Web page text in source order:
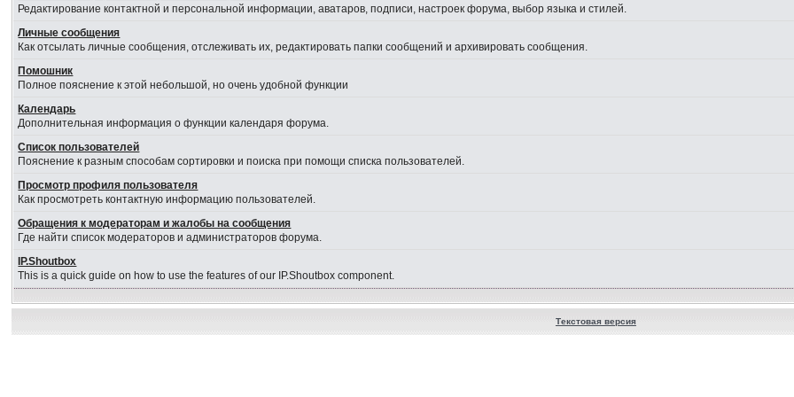
Редактирование контактной и персональной информации, аватаров, подписи, настроек форума, выбор языка и стилей.
Личные сообщения
Как отсылать личные сообщения, отслеживать их, редактировать папки сообщений и архивировать сообщения.
Помошник
Полное пояснение к этой небольшой, но очень удобной функции
Календарь
Дополнительная информация о функции календаря форума.
Список пользователей
Пояснение к разным способам сортировки и поиска при помощи списка пользователей.
Просмотр профиля пользователя
Как просмотреть контактную информацию пользователей.
Обращения к модераторам и жалобы на сообщения
Где найти список модераторов и администраторов форума.
IP.Shoutbox
This is a quick guide on how to use the features of our IP.Shoutbox component.
Текстовая версия